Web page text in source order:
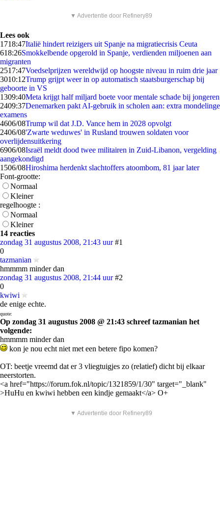
▼ Advertentie door Refinery89
Lees ook
1718:47Italië hindert reizigers uit Spanje na migratiecrisis Ceuta
618:26Smokkelbende opgerold in Spanje, verdienden miljoenen aan
migranten
2517:47Voedselprijzen wereldwijd op hoogste niveau in ruim drie jaar
3010:12Trump grijpt weer in op automatisch staatsburgerschap bij
geboorte in VS
1309:40Meta krijgt half miljard boete voor mentale schade bij jongeren
2409:37Denemarken pakt AI-gebruik in scholen aan: extra mondelinge
examens
4606/08Trump wil dat J.D. Vance hem in 2028 opvolgt
2406/08'Zwarte weduwes' in Rusland trouwen soldaten voor
overlijdensuitkering
6906/08Israël meldt dood twee militairen in Zuid-Libanon, vergelding
aangekondigd
1506/08Hiroshima herdenkt slachtoffers atoombom, 81 jaar later
Font-grootte:
Normaal
Kleiner
regelhoogte :
Normaal
Kleiner
14 reacties
zondag 31 augustus 2008, 21:43 uur #1
0
tazmanian
hmmmm minder dan
zondag 31 augustus 2008, 21:44 uur #2
0
kwiwi
de enige echte.
quote:
Op zondag 31 augustus 2008 @ 21:43 schreef tazmanian het
volgende:
hmmmm minder dan
kon je nou echt niet met een betere fipo komen?
OT: beetje vreemd dat er 3 vliegtuigjes zo (relatief) dicht bij elkaar
neerstorten.
<a href="https://forum.fok.nl/topic/1321859/1/30" target="_blank"
>HuHu en kwiwi hebben een kindje gemaakt</a> O+
▼ Advertentie door Refinery89